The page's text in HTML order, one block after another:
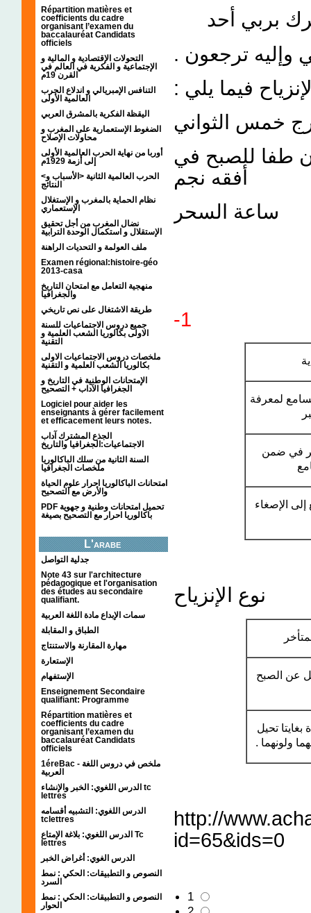
Répartition matières et
coefficients du cadre
organisant l’examen du
baccalauréat Candidats
officiels
التحولات الإقتصادية و المالية و
الإجتماعية و الفكرية في العالم في
القرن 19م
التنافس الإمبريالي و اندلاع الحرب
العالمية الأولى
اليقظة الفكرية بالمشرق العربي
الضغوط الإستعمارية على المغرب و
محاولات الإصلاح
أوربا من نهاية الحرب العالمية الأولى
إلى أزمة 1929م
<الحرب العالمية الثانية <الأسباب و
النتائج
نظام الحماية بالمغرب و الإستغلال
الإستعماري
نضال المغرب من أجل تحقيق
الإستقلال و استكمال الوحدة الترابية
ملف العولمة و التحديات الراهنة
Examen régional:histoire-géo
2013-casa
منهجية التعامل مع امتحان التاريخ
والجغرافيا
طريقة الاشتغال على نص تاريخي
جميع دروس الاجتماعيات للسنة
الاولى بكالوريا الشعب العلمية و
التقنية
ملخصات دروس الاجتماعيات الاولى
بكالوريا الشعب العلمية و التقنية
الإمتحانات الوطنية في التاريخ و
الجغرافيا الآداب + التصحيح
Logiciel pour aider les
enseignants à gérer facilement
et efficacement leurs notes.
الجذع المشترك آداب
الاجتماعيات:الجغرافيا والتاريخ
السنة الثانية من سلك الباكالوريا
ملخصات الجغرافيا
امتحانات الباكالوريا احرار علوم الحياة
والأرض مع التصحيح
PDF تحميل امتحانات وطنية و جهوية
باكالوريا احرار مع التصحيح بصيغة
L'arabe
جدلية التواصل
Note 43 sur l'architecture
pédagogique et l'organisation
des études au secondaire
qualifiant.
سمات الإبداع مادة اللغة العربية
الطباق و المقابلة
مهارة المقارنة والاستنتاج
الإستعارة
الإستفهام
Enseignement Secondaire
qualifiant: Programme
Répartition matières et
coefficients du cadre
organisant l’examen du
baccalauréat Candidats
officiels
1éreBac - ملخص في دروس اللغة
العربية
الدرس اللغوي: الخبر والإنشاء tc
lettres
الدرس اللغوي: التشبيه أقسامه
tclettres
الدرس اللغوي: بلاغة الإمتاع Tc
lettres
الدرس الغوي: أغراض الخبر
النصوص و التطبيقات: الحكي : نمط
السرد
النصوص و التطبيقات: الحكي : نمط
الحوار
بربي أحد
وإليه ترجعون .
فيما يلي :
خمس الثواني
للصبح في
أفقه نجم
السحر
1-
لمعرفة
في ضمن
الإصغاء
نوع الإنزياح
عن الصبح
تحيل
ولونهما .
http://
id=65&ids=0
1